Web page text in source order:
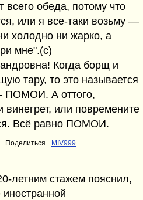
всего обеда, потому что
или я все-таки возьму —
холодно ни жарко, а
мне".(с)
Когда борщ и
тару, то это называется
ПОМОИ. А оттого,
или повремените
Всё равно ПОМОИ.
Поделиться MIV999
летним стажем пояснил,
иностранной